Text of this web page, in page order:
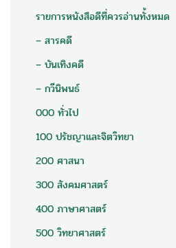
รายการหนังสือดีที่ควรอ่านทั้งหมด
– สารคดี
– บันเทิงคดี
– กวีนิพนธ์
000 ทั่วไป
100 ปรัชญาและจิตวิทยา
200 ศาสนา
300 สังคมศาสตร์
400 ภาษาศาสตร์
500 วิทยาศาสตร์